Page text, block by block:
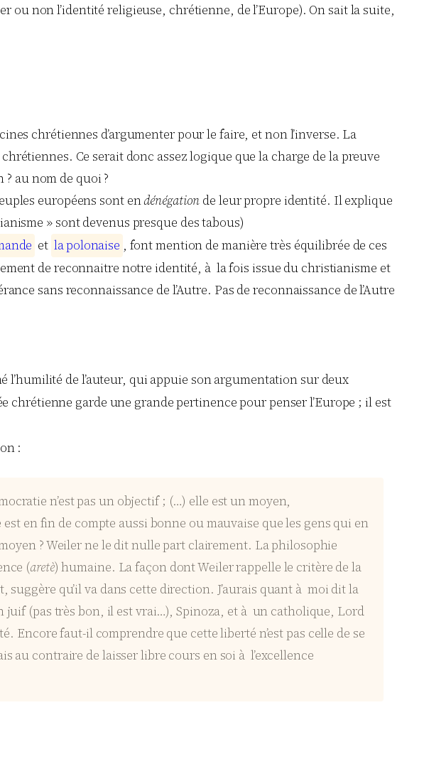
non l’identité religieuse, chrétienne, de l’Europe). On sait la suite,
chrétiennes d’argumenter pour le faire, et non l’inverse. La
Ce serait donc assez logique que la charge de la preuve
au nom de quoi ?
européens sont endénégation de leur propre identité. Il explique
» sont devenus presque des tabous)
ande et lapolonaise , font mention de manière très équilibrée de ces
de reconnaitre notre identité, à la fois issue du christianisme et
sans reconnaissance de l’Autre. Pas de reconnaissance de l’Autre
l’humilité de l’auteur, qui appuie son argumentation sur deux
chrétienne garde une grande pertinence pour penser l’Europe ; il est
:
n’est pas un objectif ; (…) elle est un moyen,
en fin de compte aussi bonne ou mauvaise que les gens qui en
? Weiler ne le dit nulle part clairement. La philosophie
(aretè) humaine. La façon dont Weiler rappelle le critère de la
qu’il va dans cette direction. J’aurais quant à moi dit la
juif (pas très bon, il est vrai…), Spinoza, et à un catholique, Lord
Encore faut-il comprendre que cette liberté n’est pas celle de se
au contraire de laisser libre cours en soi à l’excellence